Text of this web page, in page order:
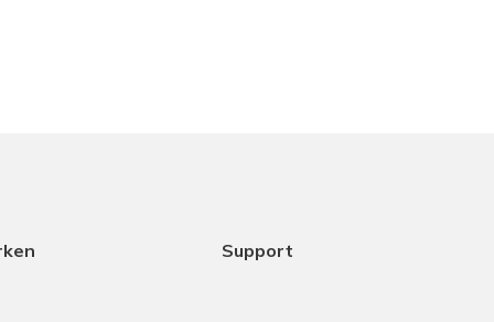
18-12-2025 Support